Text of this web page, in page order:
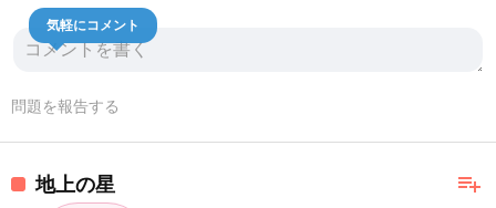
気軽にコメント
問題を報告する
playlist_add
地上の星